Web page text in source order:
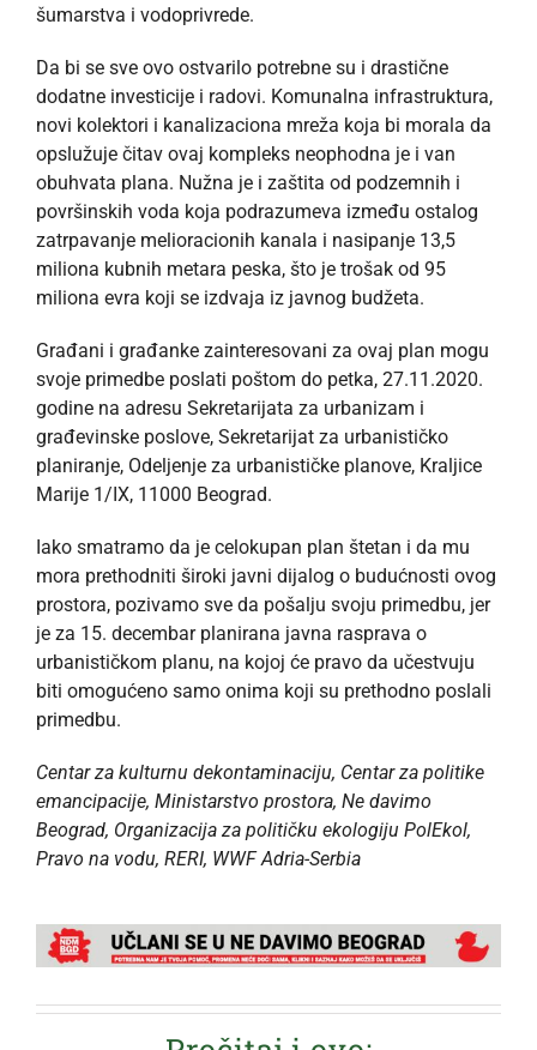
šumarstva i vodoprivrede.
Da bi se sve ovo ostvarilo potrebne su i drastične
dodatne investicije i radovi. Komunalna infrastruktura,
novi kolektori i kanalizaciona mreža koja bi morala da
opslužuje čitav ovaj kompleks neophodna je i van
obuhvata plana. Nužna je i zaštita od podzemnih i
površinskih voda koja podrazumeva između ostalog
zatrpavanje melioracionih kanala i nasipanje 13,5
miliona kubnih metara peska, što je trošak od 95
miliona evra koji se izdvaja iz javnog budžeta.
Građani i građanke zainteresovani za ovaj plan mogu
svoje primedbe poslati poštom do petka, 27.11.2020.
godine na adresu Sekretarijata za urbanizam i
građevinske poslove, Sekretarijat za urbanističko
planiranje, Odeljenje za urbanističke planove, Kraljice
Marije 1/IX, 11000 Beograd.
Iako smatramo da je celokupan plan štetan i da mu
mora prethodniti široki javni dijalog o budućnosti ovog
prostora, pozivamo sve da pošalju svoju primedbu, jer
je za 15. decembar planirana javna rasprava o
urbanističkom planu, na kojoj će pravo da učestvuju
biti omogućeno samo onima koji su prethodno poslali
primedbu.
Centar za kulturnu dekontaminaciju, Centar za politike
emancipacije, Ministarstvo prostora, Ne davimo
Beograd, Organizacija za političku ekologiju PolEkol,
Pravo na vodu, RERI, WWF Adria-Serbia